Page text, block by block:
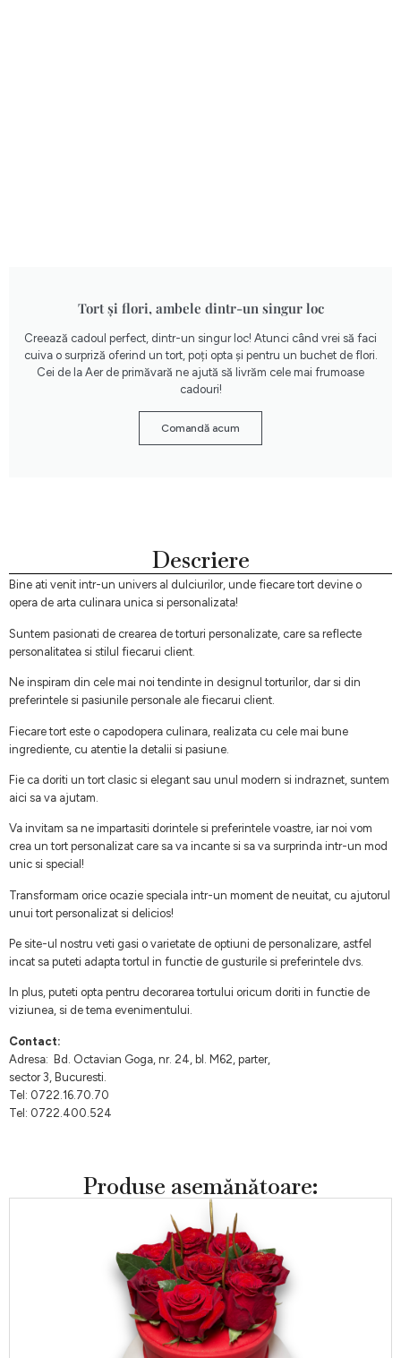
Tort și flori, ambele dintr-un singur loc
Creează cadoul perfect, dintr-un singur loc! Atunci când vrei să faci
cuiva o surpriză oferind un tort, poți opta și pentru un buchet de flori.
Cei de la Aer de primăvară ne ajută să livrăm cele mai frumoase
cadouri!
Comandă acum
Descriere
Bine ati venit intr-un univers al dulciurilor, unde fiecare tort devine o
opera de arta culinara unica si personalizata!
Suntem pasionati de crearea de torturi personalizate, care sa reflecte
personalitatea si stilul fiecarui client.
Ne inspiram din cele mai noi tendinte in designul torturilor, dar si din
preferintele si pasiunile personale ale fiecarui client.
Fiecare tort este o capodopera culinara, realizata cu cele mai bune
ingrediente, cu atentie la detalii si pasiune.
Fie ca doriti un tort clasic si elegant sau unul modern si indraznet, suntem
aici sa va ajutam.
Va invitam sa ne impartasiti dorintele si preferintele voastre, iar noi vom
crea un tort personalizat care sa va incante si sa va surprinda intr-un mod
unic si special!
Transformam orice ocazie speciala intr-un moment de neuitat, cu ajutorul
unui tort personalizat si delicios!
Pe site-ul nostru veti gasi o varietate de optiuni de personalizare, astfel
incat sa puteti adapta tortul in functie de gusturile si preferintele dvs.
In plus, puteti opta pentru decorarea tortului oricum doriti in functie de
viziunea, si de tema evenimentului.
Contact:
Adresa: Bd. Octavian Goga, nr. 24, bl. M62, parter,
sector 3, Bucuresti.
Tel: 0722.16.70.70
Tel: 0722.400.524
Produse asemănătoare: